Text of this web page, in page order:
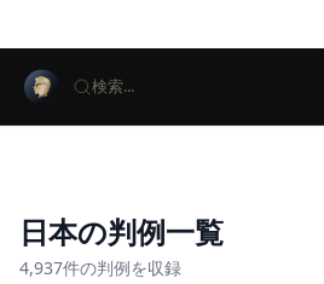
検索...
日本の判例一覧
4,937件の判例を収録